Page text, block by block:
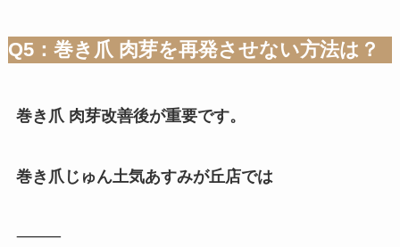
Q5：巻き爪 肉芽を再発させない方法は？
巻き爪 肉芽改善後が重要です。
巻き爪じゅん土気あすみが丘店では
⸻